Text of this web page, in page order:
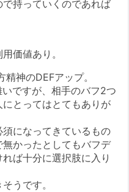
持っていくのであれば
価値あり。
神のDEFアップ。
ですが、相手のバフ2つ
とってはとてもありが
になってきているもの
かったとしてもバフデ
ば十分に選択肢に入り
うです。